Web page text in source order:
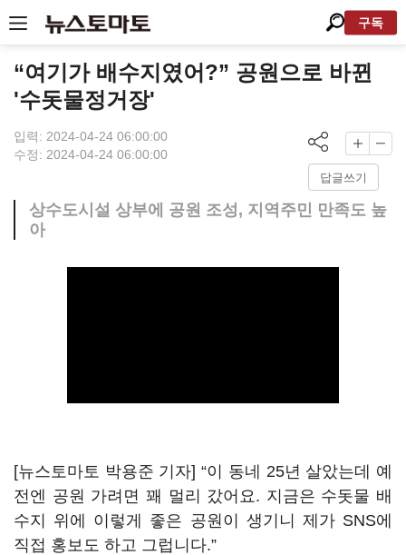
구독
“여기가 배수지였어?” 공원으로 바뀐
'수돗물정거장'
입력: 2024-04-24 06:00:00
수정: 2024-04-24 06:00:00
답글쓰기
상수도시설 상부에 공원 조성, 지역주민 만족도 높
아
[뉴스토마토 박용준 기자] “이 동네 25년 살았는데 예
전엔 공원 가려면 꽤 멀리 갔어요. 지금은 수돗물 배
수지 위에 이렇게 좋은 공원이 생기니 제가 SNS에
직접 홍보도 하고 그럽니다.”